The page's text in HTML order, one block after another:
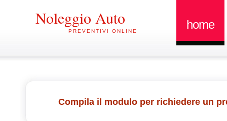
Noleggio Auto
PREVENTIVI ONLINE home
Compila il modulo per richiedere un